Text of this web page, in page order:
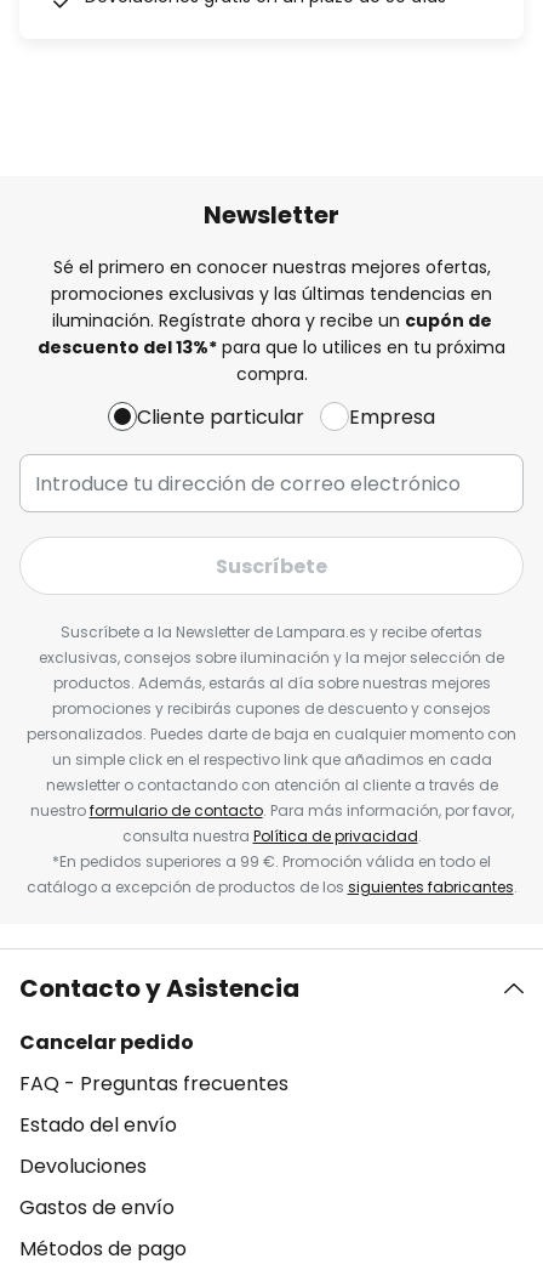
Newsletter
Sé el primero en conocer nuestras mejores ofertas,
promociones exclusivas y las últimas tendencias en
iluminación. Regístrate ahora y recibe un cupón de
descuento del13%* para que lo utilices en tu próxima
compra.
Cliente particular Empresa
Suscríbete
Suscríbete a la Newsletter de Lampara.es y recibe ofertas
exclusivas, consejos sobre iluminación y la mejor selección de
productos. Además, estarás al día sobre nuestras mejores
promociones y recibirás cupones de descuento y consejos
personalizados. Puedes darte de baja en cualquier momento con
un simple click en el respectivo link que añadimos en cada
newsletter o contactando con atención al cliente a través de
nuestroformulario de contacto. Para más información, por favor,
consulta nuestra Política de privacidad.
*En pedidos superiores a 99 €. Promoción válida en todo el
catálogo a excepción de productos de los siguientes fabricantes.
Contacto y Asistencia
Cancelar pedido
FAQ - Preguntas frecuentes
Estado del envío
Devoluciones
Gastos de envío
Métodos de pago